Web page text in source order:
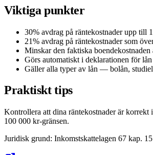
Viktiga punkter
30% avdrag på räntekostnader upp till
21% avdrag på räntekostnader som
Minskar den faktiska boendekostnaden
Görs automatiskt i deklarationen för
Gäller alla typer av lån — bolån,
Praktiskt tips
Kontrollera att dina räntekostnader är
100 000 kr-gränsen.
Juridisk grund: Inkomstskattelagen 67 kap.